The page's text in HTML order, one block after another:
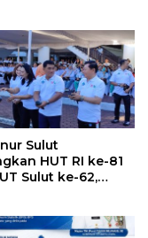
Sulut
HUT RI ke-81
Sulut ke-62,